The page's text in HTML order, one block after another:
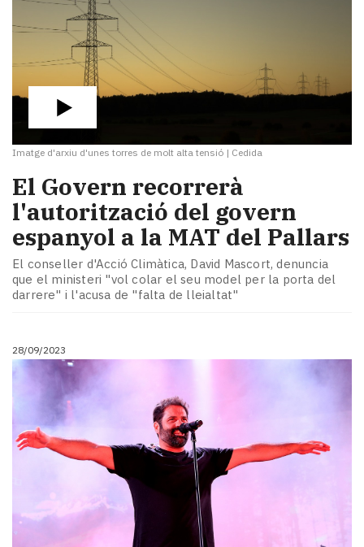
Imatge d'arxiu d'unes torres de molt alta tensió | Cedida
El Govern recorrerà
l'autorització del govern
espanyol a la MAT del Pallars
El conseller d'Acció Climàtica, David Mascort, denuncia
que el ministeri "vol colar el seu model per la porta del
darrere" i l'acusa de "falta de lleialtat"
28/09/2023